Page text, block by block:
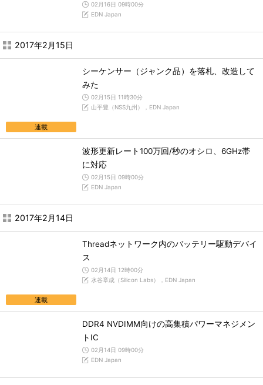
02月16日 09時00分
EDN Japan
2017年2月15日
連載
シーケンサー（ジャンク品）を落札、改造して
みた
02月15日 11時30分
山平豊（NSS九州），EDN Japan
波形更新レート100万回/秒のオシロ、6GHz帯
に対応
02月15日 09時00分
EDN Japan
2017年2月14日
連載
Threadネットワーク内のバッテリー駆動デバイ
ス
02月14日 12時00分
水谷章成（Silicon Labs），EDN Japan
DDR4 NVDIMM向けの高集積パワーマネジメン
トIC
02月14日 09時00分
EDN Japan